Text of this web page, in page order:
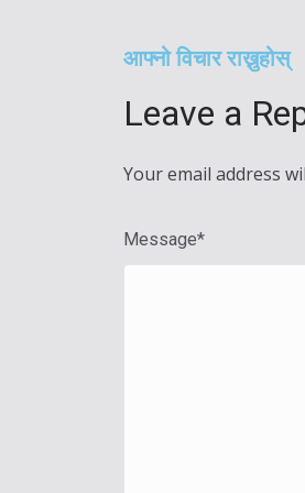
आफ्नो विचार राख्नुहोस्
Leave a
Your email address
Message*